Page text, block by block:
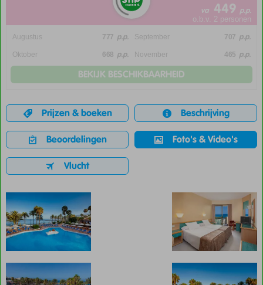
va 449 p.p.
o.b.v. 2 personen
Augustus 777 p.p. September 707 p.p.
Oktober 668 p.p. November 465 p.p.
BEKIJK BESCHIKBAARHEID
Prijzen & boeken Beschrijving
Beoordelingen Foto's & Video's
Vlucht